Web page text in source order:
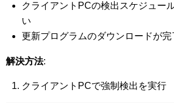
クライアントPCの検出スケジュー
い
更新プログラムのダウンロードが
解決方法:
クライアントPCで強制検出を実行